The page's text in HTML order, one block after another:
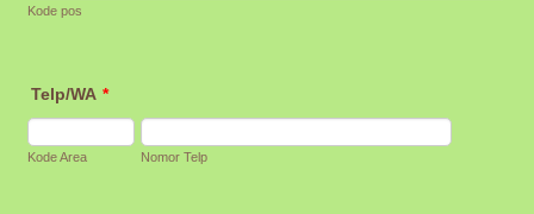
Kode pos
Telp/WA *
Kode Area Nomor Telp